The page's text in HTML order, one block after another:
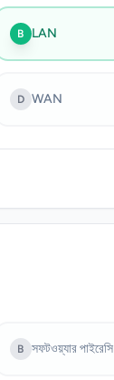
B LAN
D WAN
B সফটওয়্যার পাইরেসি